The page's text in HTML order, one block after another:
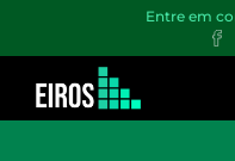
Entre em